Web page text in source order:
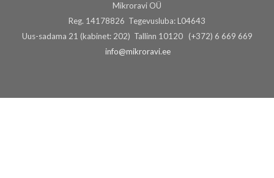
Mikroravi OÜ
Reg. 14178826 Tegevusluba: L04643
Uus-sadama 21 (kabinet: 202) Tallinn 10120 (+372) 6 669 669
info@mikroravi.ee